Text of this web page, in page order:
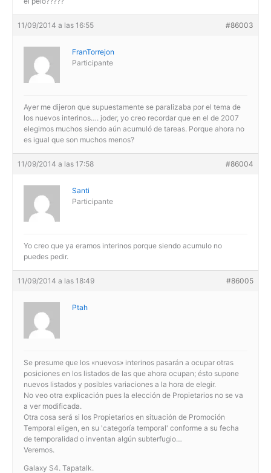
11/09/2014 a las 16:55 #86003
FranTorrejon
Participante
Ayer me dijeron que supuestamente se paralizaba por el tema de
los nuevos interinos…. joder, yo creo recordar que en el de 2007
elegimos muchos siendo aún acumuló de tareas. Porque ahora no
es igual que son muchos menos?
11/09/2014 a las 17:58 #86004
Santi
Participante
Yo creo que ya eramos interinos porque siendo acumulo no
puedes pedir.
11/09/2014 a las 18:49 #86005
Ptah
Se presume que los «nuevos» interinos pasarán a ocupar otras
posiciones en los listados de las que ahora ocupan; ésto supone
nuevos listados y posibles variaciones a la hora de elegir.
No veo otra explicación pues la elección de Propietarios no se va
a ver modificada.
Otra cosa será si los Propietarios en situación de Promoción
Temporal eligen, en su 'categoría temporal' conforme a su fecha
de temporalidad o inventan algún subterfugio…
Veremos.
Galaxy S4. Tapatalk.